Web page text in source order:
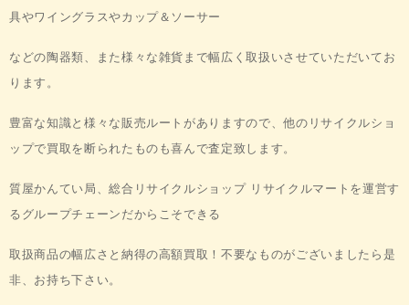
具やワイングラスやカップ＆ソーサー
などの陶器類、 また様々な雑貨まで幅広く取扱いさせていただいてお
ります。
豊富な知識と様々な販売ルートがありますので、他のリサイクルショ
ップで買取を断られたものも喜んで査定致します。
質屋かんてい局、総合リサイクルショップ リサイクルマート を運営す
る グループチェーンだからこそできる
取扱商品の幅広さと納得の高額買取！不要なものがございましたら是
非、お持ち下さい。